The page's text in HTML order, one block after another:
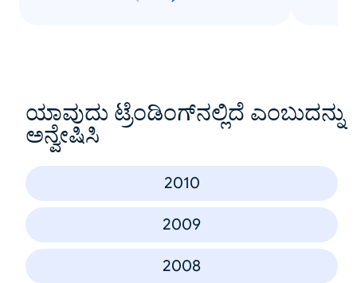
ಯಾವುದು ಟ್ರೆಂಡಿಂಗ್‌ನಲ್ಲಿದೆ ಎಂಬುದನ್ನು
ಅನ್ವೇಷಿಸಿ
2010
2009
2008